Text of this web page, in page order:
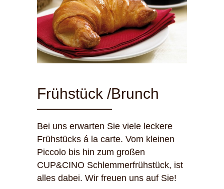
Frühstück /Brunch
Bei uns erwarten Sie viele leckere
Frühstücks á la carte. Vom kleinen
Piccolo bis hin zum großen
CUP&CINO Schlemmerfrühstück, ist
alles dabei. Wir freuen uns auf Sie!